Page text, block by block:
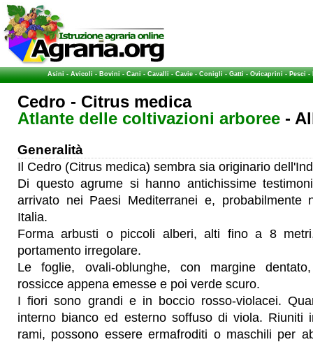
Asini-Avicoli-Bovini-Cani-Cavalli-Cavie-Conigli-Gatti-Ovicaprini-Pesci-
Cedro - Citrus medica
Atlante delle coltivazioni arboree -
Generalità
Il Cedro (Citrus medica) sembra sia originario
Di questo agrume si hanno antichissime
arrivato nei Paesi Mediterranei e,
Italia.
Forma arbusti o piccoli alberi, alti fino a 8
portamento irregolare.
Le foglie, ovali-oblunghe, con margine
rossicce appena emesse e poi verde scuro.
I fiori sono grandi e in boccio rosso-violacei.
interno bianco ed esterno soffuso di viola. Riuniti
rami, possono essere ermafroditi o maschili per